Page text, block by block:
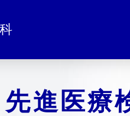
先進医療